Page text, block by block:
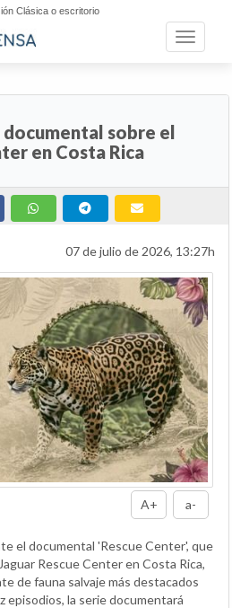
Clásica o escritorio
Toggle
documental sobre el
en Costa Rica
07 de julio de 2026, 13:27h
A+ a-
el documental 'Rescue Center', que
Rescue Center en Costa Rica,
de fauna salvaje más destacados
episodios, la serie documentará